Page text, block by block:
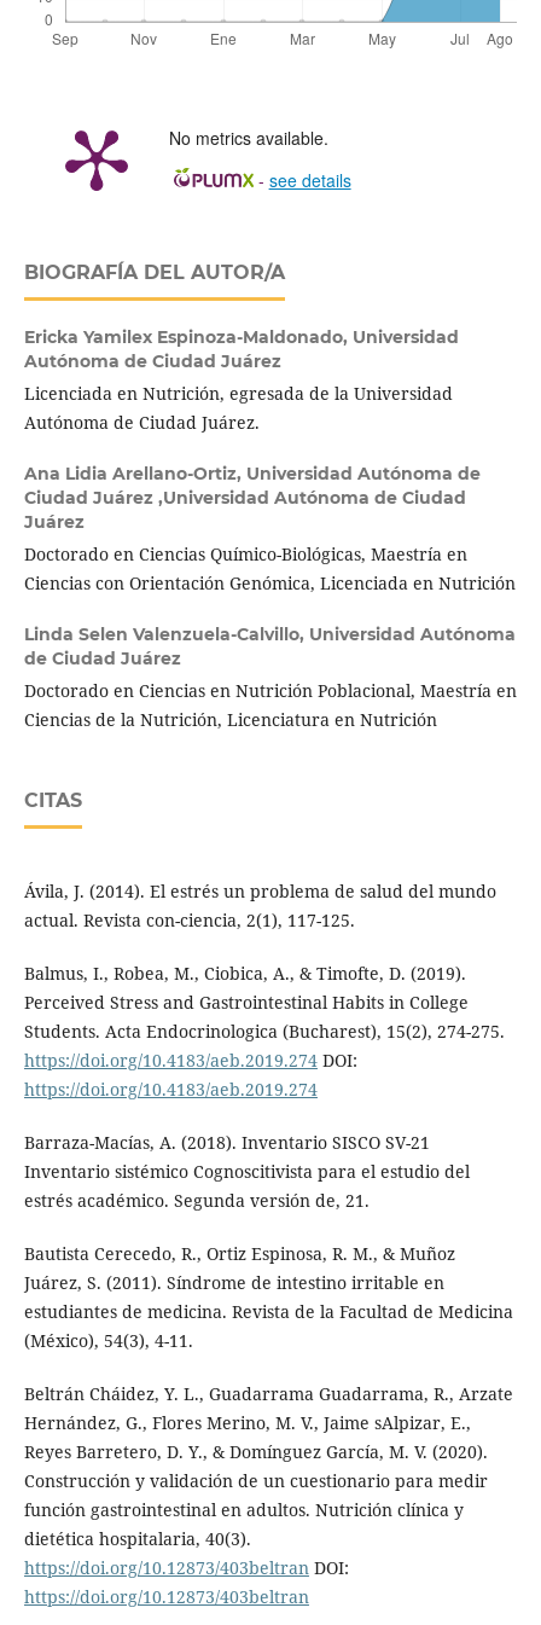
No metrics available.
- see details
BIOGRAFÍA DEL AUTOR/A
Ericka Yamilex Espinoza-Maldonado, Universidad
Autónoma de Ciudad Juárez
Licenciada en Nutrición, egresada de la Universidad
Autónoma de Ciudad Juárez.
Ana Lidia Arellano-Ortiz, Universidad Autónoma de
Ciudad Juárez ,Universidad Autónoma de Ciudad
Juárez
Doctorado en Ciencias Químico-Biológicas, Maestría en
Ciencias con Orientación Genómica, Licenciada en Nutrición
Linda Selen Valenzuela-Calvillo, Universidad Autónoma
de Ciudad Juárez
Doctorado en Ciencias en Nutrición Poblacional, Maestría en
Ciencias de la Nutrición, Licenciatura en Nutrición
CITAS
Ávila, J. (2014). El estrés un problema de salud del mundo
actual. Revista con-ciencia, 2(1), 117-125.
Balmus, I., Robea, M., Ciobica, A., & Timofte, D. (2019).
Perceived Stress and Gastrointestinal Habits in College
Students. Acta Endocrinologica (Bucharest), 15(2), 274-275.
https://doi.org/10.4183/aeb.2019.274DOI:
https://doi.org/10.4183/aeb.2019.274
Barraza-Macías, A. (2018). Inventario SISCO SV-21
Inventario sistémico Cognoscitivista para el estudio del
estrés académico. Segunda versión de, 21.
Bautista Cerecedo, R., Ortiz Espinosa, R. M., & Muñoz
Juárez, S. (2011). Síndrome de intestino irritable en
estudiantes de medicina. Revista de la Facultad de Medicina
(México), 54(3), 4-11.
Beltrán Cháidez, Y. L., Guadarrama Guadarrama, R., Arzate
Hernández, G., Flores Merino, M. V., Jaime sAlpizar, E.,
Reyes Barretero, D. Y., & Domínguez García, M. V. (2020).
Construcción y validación de un cuestionario para medir
función gastrointestinal en adultos. Nutrición clínica y
dietética hospitalaria, 40(3).
https://doi.org/10.12873/403beltranDOI:
https://doi.org/10.12873/403beltran